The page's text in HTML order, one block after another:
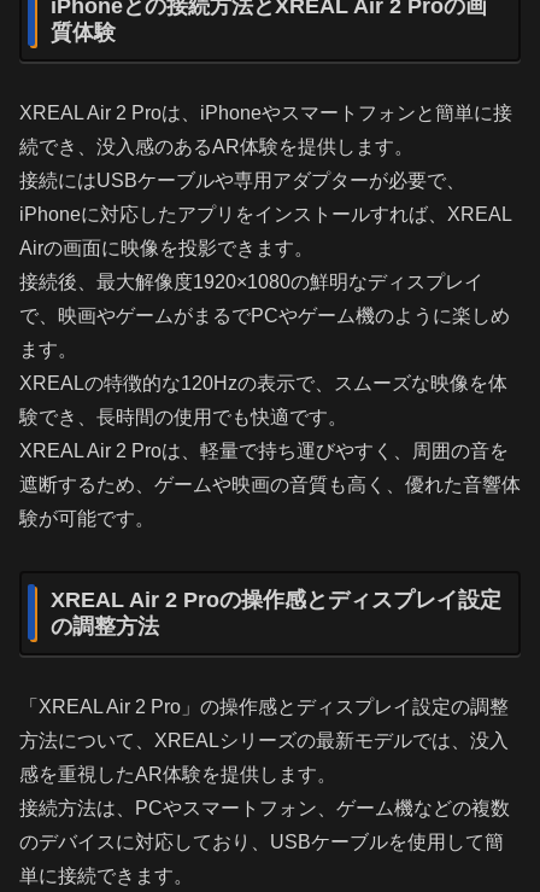
iPhoneとの接続方法とXREAL Air 2 Proの画
質体験
XREAL Air 2 Proは、iPhoneやスマートフォンと簡単に接
続でき、没入感のあるAR体験を提供します。
接続にはUSBケーブルや専用アダプターが必要で、
iPhoneに対応したアプリをインストールすれば、XREAL
Airの画面に映像を投影できます。
接続後、最大解像度1920×1080の鮮明なディスプレイ
で、映画やゲームがまるでPCやゲーム機のように楽しめ
ます。
XREALの特徴的な120Hzの表示で、スムーズな映像を体
験でき、長時間の使用でも快適です。
XREAL Air 2 Proは、軽量で持ち運びやすく、周囲の音を
遮断するため、ゲームや映画の音質も高く、優れた音響体
験が可能です。
XREAL Air 2 Proの操作感とディスプレイ設定
の調整方法
「XREAL Air 2 Pro」の操作感とディスプレイ設定の調整
方法について、XREALシリーズの最新モデルでは、没入
感を重視したAR体験を提供します。
接続方法は、PCやスマートフォン、ゲーム機などの複数
のデバイスに対応しており、USBケーブルを使用して簡
単に接続できます。